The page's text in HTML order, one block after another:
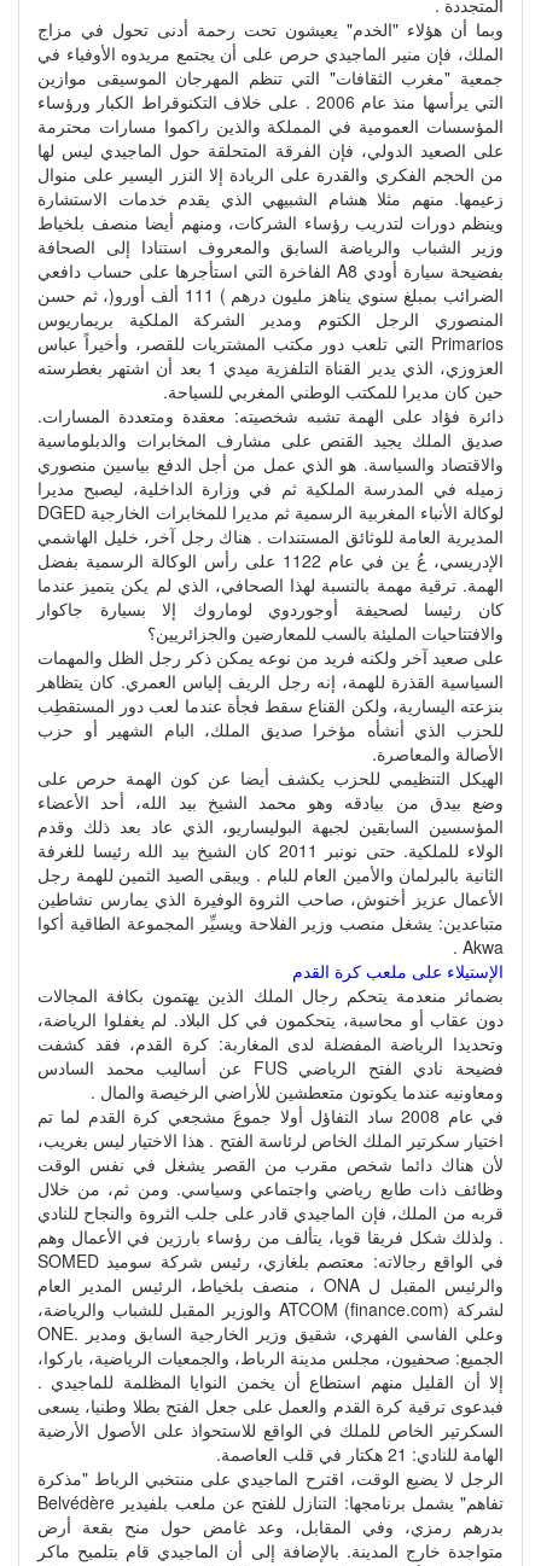
المتجددة .
وبما أن هؤلاء "الخدم" يعيشون تحت رحمة أدنى تحول في مزاج
الملك، فإن منير الماجيدي حرص على أن يجتمع مريدوه الأوفياء في
جمعية "مغرب الثقافات" التي تنظم المهرجان الموسيقى موازين
التي يرأسها منذ عام 2006 . على خلاف التكنوقراط الكبار ورؤساء
المؤسسات العمومية في المملكة والذين راكموا مسارات محترمة
على الصعيد الدولي، فإن الفرقة المتحلقة حول الماجيدي ليس لها
من الحجم الفكري والقدرة على الريادة إلا النزر اليسير على منوال
زعيمها. منهم مثلا هشام الشبيهي الذي يقدم خدمات الاستشارة
وينظم دورات لتدريب رؤساء الشركات، ومنهم أيضا منصف بلخياط
وزير الشباب والرياضة السابق والمعروف استنادا إلى الصحافة
بفضيحة سيارة أودي A8 الفاخرة التي استأجرها على حساب دافعي
الضرائب بمبلغ سنوي يناهز مليون درهم ) 111 ألف أورو(، ثم حسن
المنصوري الرجل الكتوم ومدير الشركة الملكية بريماريوس
Primarios التي تلعب دور مكتب المشتريات للقصر، وأخيراً عباس
العزوزي، الذي يدير القناة التلفزية ميدي 1 بعد أن اشتهر بغطرسته
حين كان مديرا للمكتب الوطني المغربي للسياحة.
دائرة فؤاد على الهمة تشبه شخصيته: معقدة ومتعددة المسارات.
صديق الملك يجيد القنص على مشارف المخابرات والدبلوماسية
والاقتصاد والسياسة. هو الذي عمل من أجل الدفع بياسين منصوري
زميله في المدرسة الملكية ثم في وزارة الداخلية، ليصبح مديرا
لوكالة الأنباء المغربية الرسمية ثم مديرا للمخابرات الخارجية DGED
المديرية العامة للوثائق المستندات . هناك رجل آخر، خليل الهاشمي
الإدريسي، عُ ين في عام 1122 على رأس الوكالة الرسمية بفضل
الهمة. ترقية مهمة بالنسبة لهذا الصحافي، الذي لم يكن يتميز عندما
كان رئيسا لصحيفة أوجوردوي لوماروك إلا بسيارة جاكوار
والافتتاحيات المليئة بالسب للمعارضين والجزائريين؟
على صعيد آخر ولكنه فريد من نوعه يمكن ذكر رجل الظل والمهمات
السياسية القذرة للهمة، إنه رجل الريف إلياس العمري. كان يتظاهر
بنزعته اليسارية، ولكن القناع سقط فجأة عندما لعب دور المستقطِب
للحزب الذي أنشأه مؤخرا صديق الملك، البام الشهير أو حزب
الأصالة والمعاصرة.
الهيكل التنظيمي للحزب يكشف أيضا عن كون الهمة حرص على
وضع بيدق من بيادقه وهو محمد الشيخ بيد الله، أحد الأعضاء
المؤسسين السابقين لجبهة البوليساريو، الذي عاد بعد ذلك وقدم
الولاء للملكية. حتى نونبر 2011 كان الشيخ بيد الله رئيسا للغرفة
الثانية بالبرلمان والأمين العام للبام . ويبقى الصيد الثمين للهمة رجل
الأعمال عزيز أخنوش، صاحب الثروة الوفيرة الذي يمارس نشاطين
متباعدين: يشغل منصب وزير الفلاحة ويسيِّر المجموعة الطاقية أكوا
Akwa .
الإستيلاء على ملعب كرة القدم
بضمائر منعدمة يتحكم رجال الملك الذين يهتمون بكافة المجالات
دون عقاب أو محاسبة، يتحكمون في كل البلاد. لم يغفلوا الرياضة،
وتحديدا الرياضة المفضلة لدى المغاربة: كرة القدم، فقد كشفت
فضيحة نادي الفتح الرياضي FUS عن أساليب محمد السادس
ومعاونيه عندما يكونون متعطشين للأراضي الرخيصة والمال .
في عام 2008 ساد التفاؤل أولا جموعَ مشجعي كرة القدم لما تم
اختيار سكرتير الملك الخاص لرئاسة الفتح . هذا الاختيار ليس بغريب،
لأن هناك دائما شخص مقرب من القصر يشغل في نفس الوقت
وظائف ذات طابع رياضي واجتماعي وسياسي. ومن ثم، من خلال
قربه من الملك، فإن الماجيدي قادر على جلب الثروة والنجاح للنادي
. ولذلك شكل فريقا قويا، يتألف من رؤساء بارزين في الأعمال وهم
في الواقع رجالاته: معتصم بلغازي، رئيس شركة سوميد SOMED
والرئيس المقبل ل ONA ، منصف بلخياط، الرئيس المدير العام
لشركة ATCOM (finance.com) والوزير المقبل للشباب والرياضة،
وعلي الفاسي الفهري، شقيق وزير الخارجية السابق ومدير .ONE
الجميع: صحفيون، مجلس مدينة الرباط، والجمعيات الرياضية، باركوا،
إلا أن القليل منهم استطاع أن يخمن النوايا المظلمة للماجيدي .
فبدعوى ترقية كرة القدم والعمل على جعل الفتح بطلا وطنيا، يسعى
السكرتير الخاص للملك في الواقع للاستحواذ على الأصول الأرضية
الهامة للنادي: 21 هكتار في قلب العاصمة.
الرجل لا يضيع الوقت، اقترح الماجيدي على منتخبي الرباط "مذكرة
تفاهم" يشمل برنامجها: التنازل للفتح عن ملعب بلفيدير Belvédère
بدرهم رمزي، وفي المقابل، وعد غامض حول منح بقعة أرض
متواجدة خارج المدينة. بالإضافة إلى أن الماجيدي قام بتلميح ماكر